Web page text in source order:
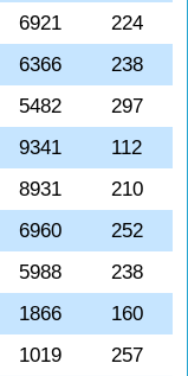
6921
224
6366
238
5482
297
9341
112
8931
210
6960
252
5988
238
1866
160
1019
257